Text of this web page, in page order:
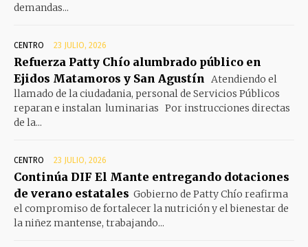
demandas...
CENTRO 23 JULIO, 2026
Refuerza Patty Chío alumbrado público en
Ejidos Matamoros y San Agustín
Atendiendo el
llamado de la ciudadania, personal de Servicios Públicos
reparan e instalan luminarias Por instrucciones directas
de la...
CENTRO 23 JULIO, 2026
Continúa DIF El Mante entregando dotaciones
de verano estatales Gobierno de Patty Chío reafirma
el compromiso de fortalecer la nutrición y el bienestar de
la niñez mantense, trabajando...